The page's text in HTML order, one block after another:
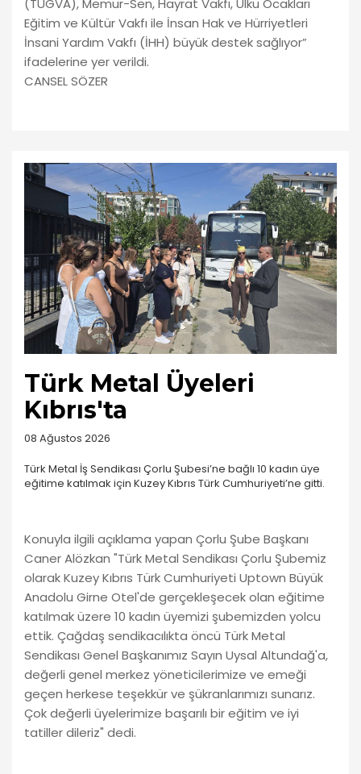
(TÜGVA), Memur-Sen, Hayrat Vakfı, Ülkü Ocakları
Eğitim ve Kültür Vakfı ile İnsan Hak ve Hürriyetleri
İnsani Yardım Vakfı (İHH) büyük destek sağlıyor”
ifadelerine yer verildi.
CANSEL SÖZER
Türk Metal Üyeleri
Kıbrıs'ta
08 Ağustos 2026
Türk Metal İş Sendikası Çorlu Şubesi’ne bağlı 10 kadın üye
eğitime katılmak için Kuzey Kıbrıs Türk Cumhuriyeti’ne gitti.
Konuyla ilgili açıklama yapan Çorlu Şube Başkanı
Caner Alözkan "Türk Metal Sendikası Çorlu Şubemiz
olarak Kuzey Kıbrıs Türk Cumhuriyeti Uptown Büyük
Anadolu Girne Otel'de gerçekleşecek olan eğitime
katılmak üzere 10 kadın üyemizi şubemizden yolcu
ettik. Çağdaş sendikacılıkta öncü Türk Metal
Sendikası Genel Başkanımız Sayın Uysal Altundağ'a,
değerli genel merkez yöneticilerimize ve emeği
geçen herkese teşekkür ve şükranlarımızı sunarız.
Çok değerli üyelerimize başarılı bir eğitim ve iyi
tatiller dileriz" dedi.